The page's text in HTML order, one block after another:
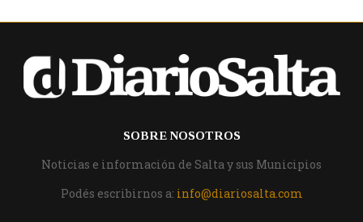
SOBRE NOSOTROS
Noticias e información de Salta y sus Municipios
Podés escribirnos a: info@diariosalta.com